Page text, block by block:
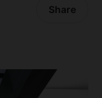
Share